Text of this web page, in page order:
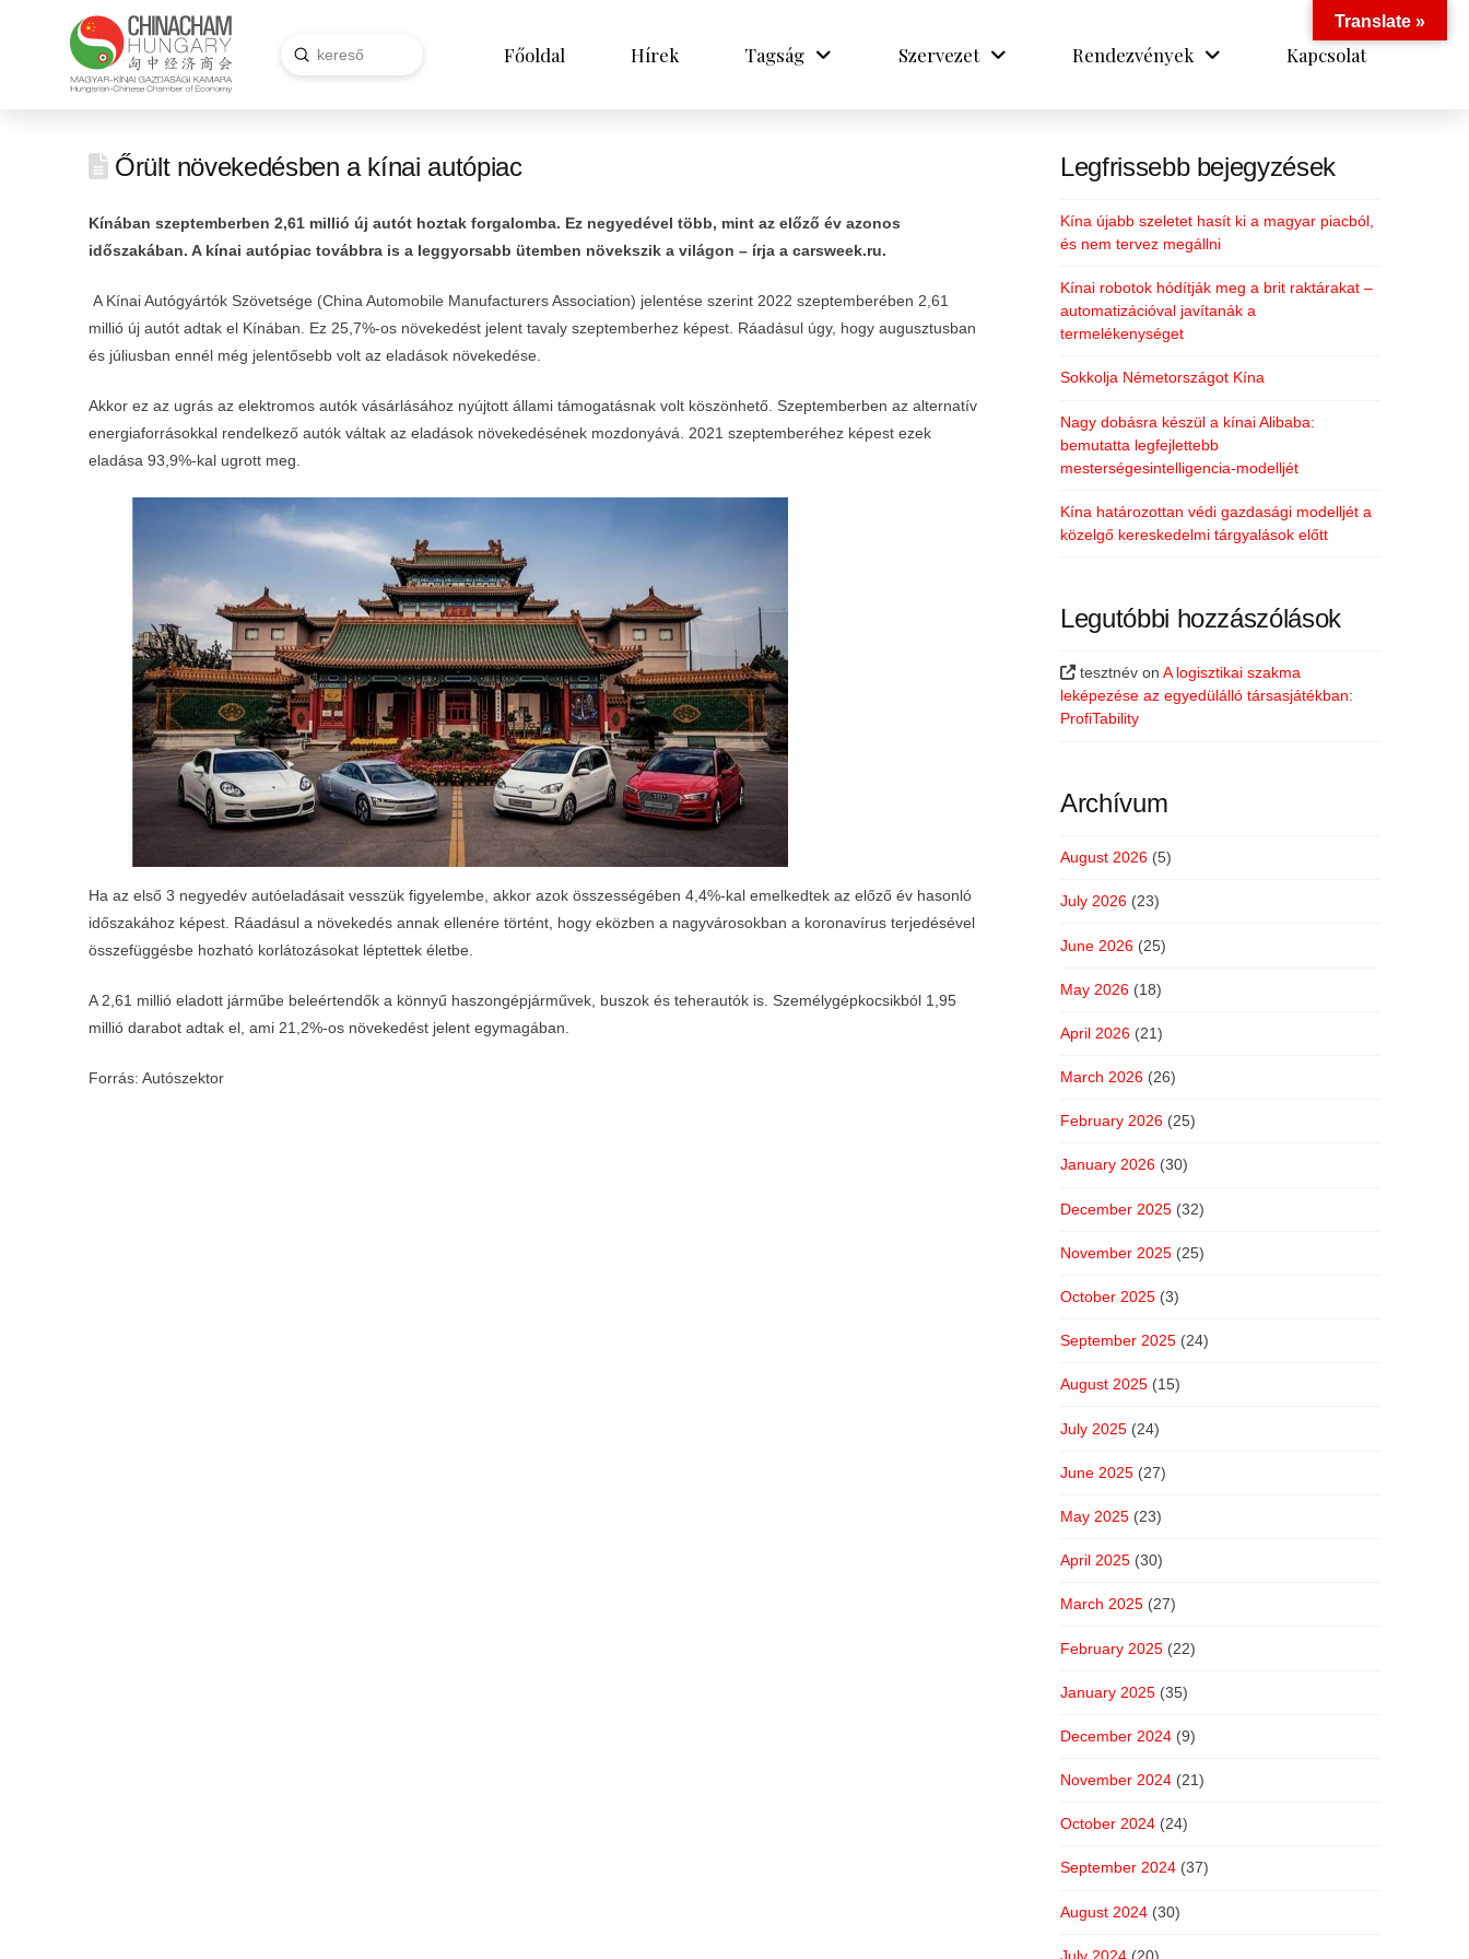
Search
Submit Főoldal Hírek Tagság Szervezet Rendezvények Kapcsolat
Őrült növekedésben a kínai autópiac
Kínában szeptemberben 2,61 millió új autót hoztak forgalomba. Ez negyedével több, mint az előző év azonos
időszakában. A kínai autópiac továbbra is a leggyorsabb ütemben növekszik a világon – írja a carsweek.ru.
A Kínai Autógyártók Szövetsége (China Automobile Manufacturers Association) jelentése szerint 2022 szeptemberében 2,61
millió új autót adtak el Kínában. Ez 25,7%-os növekedést jelent tavaly szeptemberhez képest. Ráadásul úgy, hogy augusztusban
és júliusban ennél még jelentősebb volt az eladások növekedése.
Akkor ez az ugrás az elektromos autók vásárlásához nyújtott állami támogatásnak volt köszönhető. Szeptemberben az alternatív
energiaforrásokkal rendelkező autók váltak az eladások növekedésének mozdonyává. 2021 szeptemberéhez képest ezek
eladása 93,9%-kal ugrott meg.
Ha az első 3 negyedév autóeladásait vesszük figyelembe, akkor azok összességében 4,4%-kal emelkedtek az előző év hasonló
időszakához képest. Ráadásul a növekedés annak ellenére történt, hogy eközben a nagyvárosokban a koronavírus terjedésével
összefüggésbe hozható korlátozásokat léptettek életbe.
A 2,61 millió eladott járműbe beleértendők a könnyű haszongépjárművek, buszok és teherautók is. Személygépkocsikból 1,95
millió darabot adtak el, ami 21,2%-os növekedést jelent egymagában.
Forrás: Autószektor
Legfrissebb bejegyzések
Kína újabb szeletet hasít ki a magyar piacból,
és nem tervez megállni
Kínai robotok hódítják meg a brit raktárakat –
automatizációval javítanák a
termelékenységet
Sokkolja Németországot Kína
Nagy dobásra készül a kínai Alibaba:
bemutatta legfejlettebb
mesterségesintelligencia-modelljét
Kína határozottan védi gazdasági modelljét a
közelgő kereskedelmi tárgyalások előtt
Legutóbbi hozzászólások
tesztnév onA logisztikai szakma
leképezése az egyedülálló társasjátékban:
ProfiTability
Archívum
August 2026 (5)
July 2026 (23)
June 2026 (25)
May 2026 (18)
April 2026 (21)
March 2026 (26)
February 2026 (25)
January 2026 (30)
December 2025 (32)
November 2025 (25)
October 2025 (3)
September 2025 (24)
August 2025 (15)
July 2025 (24)
June 2025 (27)
May 2025 (23)
April 2025 (30)
March 2025 (27)
February 2025 (22)
January 2025 (35)
December 2024 (9)
November 2024 (21)
October 2024 (24)
September 2024 (37)
August 2024 (30)
Translate »